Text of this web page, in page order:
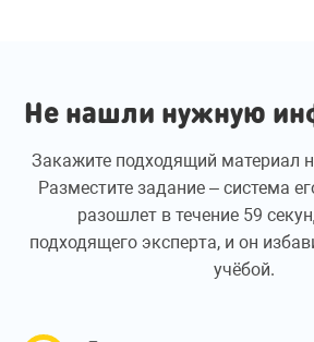
Не нашли нужную
Закажите подходящий материал
Разместите задание – система
разошлет в течение 59
подходящего эксперта, и он
учёбой.